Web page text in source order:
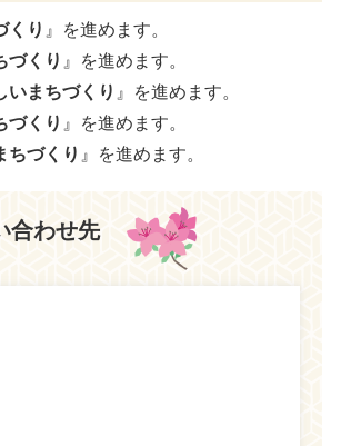
くり 』を進めます。
づくり 』を進めます。
いまちづくり 』を進めます。
づくり 』を進めます。
ちづくり 』を進めます。
合わせ先